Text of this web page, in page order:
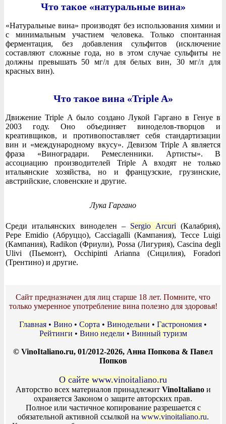
Что такое «натуральные вина»
«Натуральные вина» производят без использования химии и
с минимальным участием человека. Только спонтанная
ферментация, без добавления сульфитов (исключение
составляют сложные года, но в этом случае сульфиты не
должны превышать 50 мг/л для белых вин, 30 мг/л для
красных вин).
Что такое вина «Triple A»
Движение Triple A было создано Лукой Гаргано в Генуе в
2003 году. Оно объединяет виноделов-творцов и
креативщиков, и противопоставляет себя стандартизации
вин и «международному вкусу». Девизом Triple A является
фраза «Виноградари. Ремесленники. Артисты». В
ассоциацию производителей Triple A входят не только
итальянские хозяйства, но и французские, грузинские,
австрийские, словенские и другие.
Лука Гаргано
Среди итальянских виноделен – Sergio Arcuri (Калабрия),
Pepe Emidio (Абруццо), Cacciagalli (Кампания), Tecce Luigi
(Кампания), Radikon (Фриули), Possa (Лигурия), Cascina degli
Ulivi (Пьемонт), Occhipinti Arianna (Сицилия), Foradori
(Трентино) и другие.
Сайт предназначен для лиц старше 18 лет. Помните, что
только умеренное употребление вина полезно для здоровья!
Главная • Вино • Сорта • Винодельни • Гастрономия •
Рейтинги • Вино недели • Винный туризм
© VinoItaliano.ru, 01/2012-2026, Анна Попкова & Павел
Попков
О сайте www.vinoitaliano.ru
Авторство всех материалов принадлежит VinoItalianoи
охраняется Законом о защите авторских прав.
Полное или частичное копирование разрешается с
обязательной активной ссылкой на www.vinoitaliano.ru.